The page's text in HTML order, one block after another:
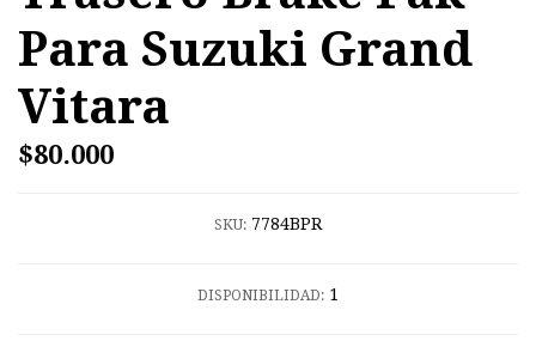
Para Suzuki Grand
Vitara
$80.000
SKU: 7784BPR
DISPONIBILIDAD: 1